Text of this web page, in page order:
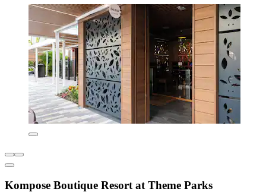
Kompose Boutique Resort at Theme Parks